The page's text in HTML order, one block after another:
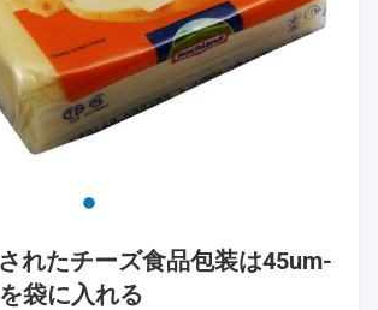
れたチーズ食品包装は45um-
袋に入れる